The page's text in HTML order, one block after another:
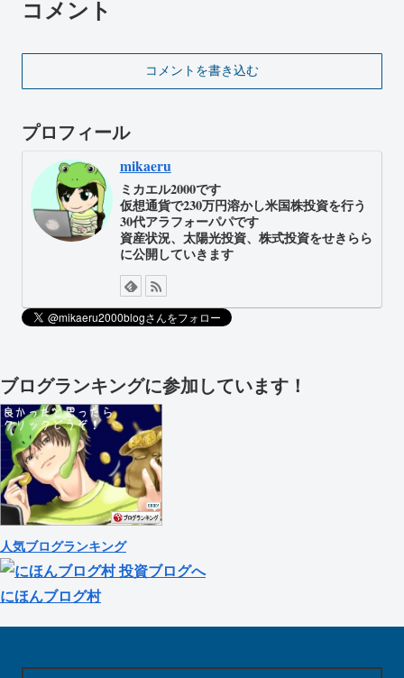
コメント
コメントを書き込む
プロフィール
mikaeru
ミカエル2000です
仮想通貨で230万円溶かし米国株投資を行う
30代アラフォーパパです
資産状況、太陽光投資、株式投資をせきらら
に公開していきます
ブログランキングに参加しています！
人気ブログランキング
にほんブログ村